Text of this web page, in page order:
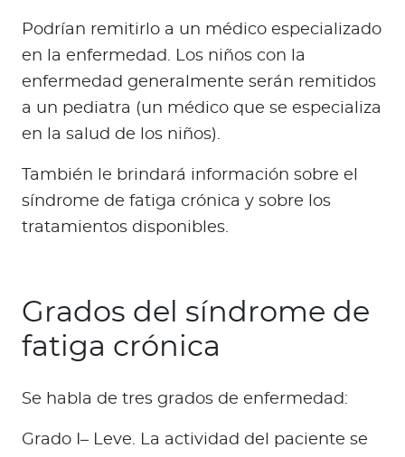
Podrían remitirlo a un médico especializado
en la enfermedad. Los niños con la
enfermedad generalmente serán remitidos
a un pediatra (un médico que se especializa
en la salud de los niños).
También le brindará información sobre el
síndrome de fatiga crónica y sobre los
tratamientos disponibles.
Grados del síndrome de
fatiga crónica
Se habla de tres grados de enfermedad:
Grado I– Leve. La actividad del paciente se